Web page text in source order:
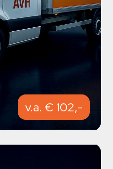
v.a. € 102,-